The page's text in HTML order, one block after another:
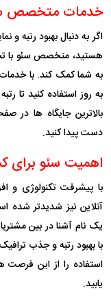
خدمات متخصص
اگر به دنبال بهبود رتبه
هستید، متخصص سئو با
به شما کمک کند. با
به‌ روز استفاده کنید تا
بالاترین جایگاه‌ ها در
دست پیدا کنید.
اهمیت سئو برای
با پیشرفت تکنولوژی و
آنلاین نیز شدیدتر
یک نام آشنا در بین
با بهبود رتبه و جذب
استفاده را از این
یابید.